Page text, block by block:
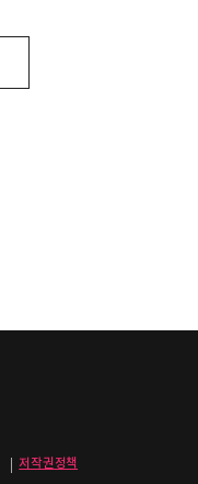
저작권정책